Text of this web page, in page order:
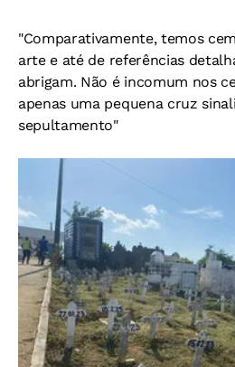
"Comparativamente, temos
arte e até de referências
abrigam. Não é incomum nos
apenas uma pequena cruz
sepultamento"